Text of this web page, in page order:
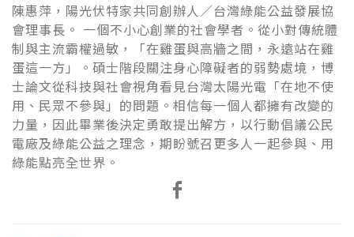
陳惠萍，陽光伏特家共同創辦人／台灣綠能公益發展協
會理事長。 一個不小心創業的社會學者。從小對傳統體
制與主流霸權過敏，「在雞蛋與高牆之間，永遠站在雞
蛋這一方」。碩士階段關注身心障礙者的弱勢處境，博
士論文從科技與社會視角看見台灣太陽光電「在地不使
用、民眾不參與」的問題。相信每一個人都擁有改變的
力量，因此畢業後決定勇敢提出解方，以行動倡議公民
電廠及綠能公益之理念，期盼號召更多人一起參與、用
綠能點亮全世界。